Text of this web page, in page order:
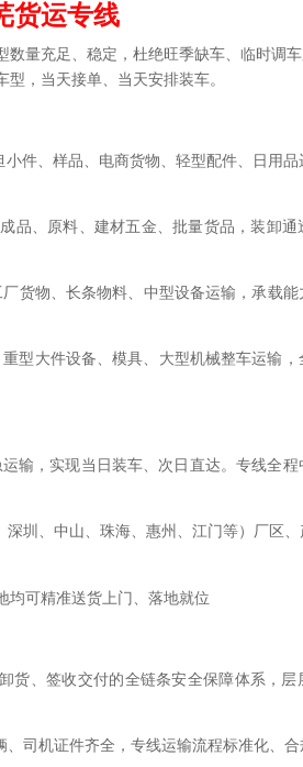
货运专线
数量充足、稳定，杜绝旺季缺车、临时调
，当天接单、当天安排装车。
件、样品、电商货物、轻型配件、日用品
品、原料、建材五金、批量货品，装卸通
货物、长条物料、中型设备运输，承载能
型大件设备、模具、大型机械整车运输
输，实现当日装车、次日直达。专线全
圳、中山、珠海、惠州、江门等）厂区、
均可精准送货上门、落地就位
货、签收交付的全链条安全保障体系，层
司机证件齐全，专线运输流程标准化、